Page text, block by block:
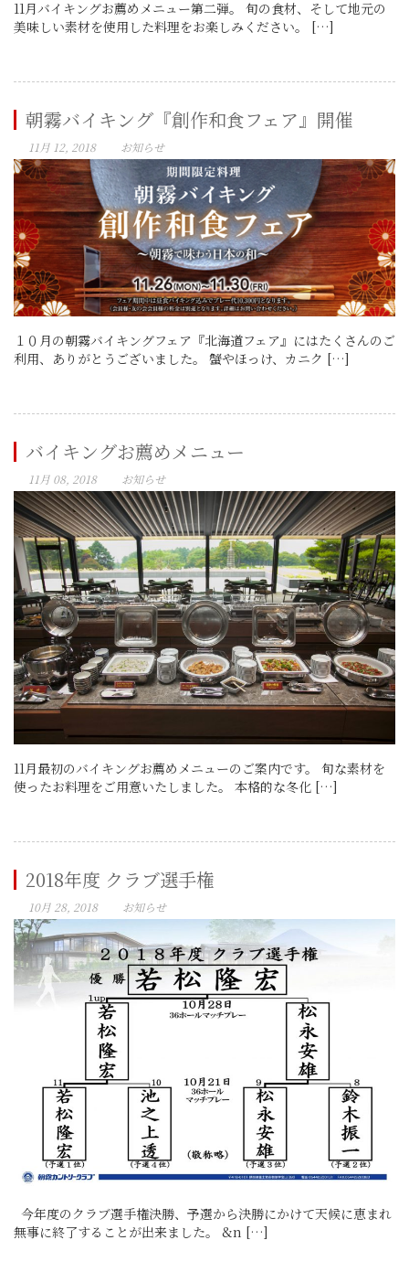
11月バイキングお薦めメニュー第二弾。 旬の食材、そして地元の
美味しい素材を使用した料理をお楽しみください。 […]
朝霧バイキング『創作和食フェア』開催
11月 12, 2018 お知らせ
１０月の朝霧バイキングフェア『北海道フェア』にはたくさんのご
利用、ありがとうございました。 蟹やほっけ、カニク […]
バイキングお薦めメニュー
11月 08, 2018 お知らせ
11月最初のバイキングお薦めメニューのご案内です。 旬な素材を
使ったお料理をご用意いたしました。 本格的な冬化 […]
2018年度 クラブ選手権
10月 28, 2018 お知らせ
今年度のクラブ選手権決勝、予選から決勝にかけて天候に恵まれ
無事に終了することが出来ました。 &n […]